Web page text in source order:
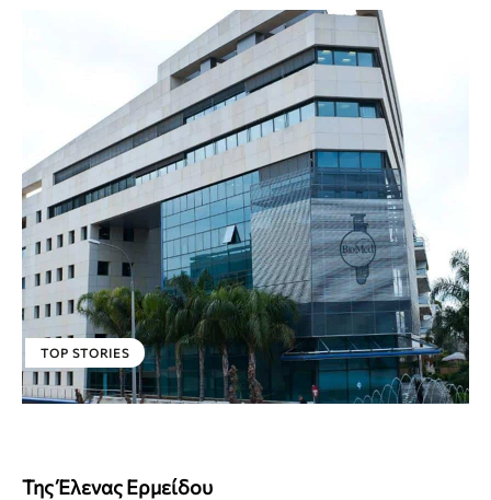
TOP STORIES
Της Έλενας Ερμείδου